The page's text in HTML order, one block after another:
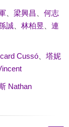
、 梁興昌
何志
誠、 林柏昱
連
Cussó、 塔妮
Nathan